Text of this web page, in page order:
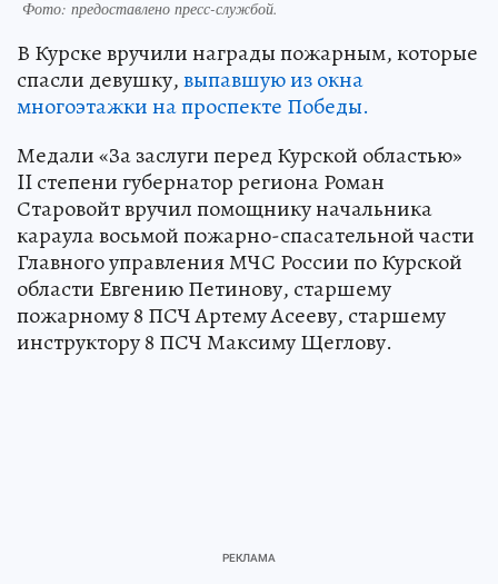
Фото: предоставлено пресс-службой.
В Курске вручили награды пожарным, которые
спасли девушку,выпавшую из окна
многоэтажки на проспекте Победы.
Медали «За заслуги перед Курской областью»
II степени губернатор региона Роман
Старовойт вручил помощнику начальника
караула восьмой пожарно-спасательной части
Главного управления МЧС России по Курской
области Евгению Петинову, старшему
пожарному 8 ПСЧ Артему Асееву, старшему
инструктору 8 ПСЧ Максиму Щеглову.